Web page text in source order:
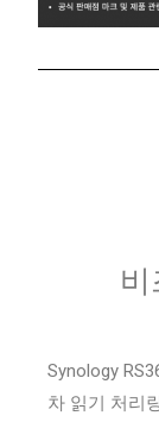
Synology
차 읽기 처리